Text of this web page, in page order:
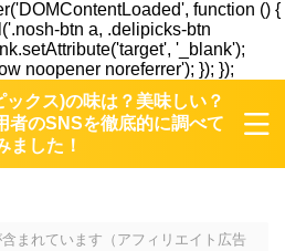
function () {
btn a, .delipicks-btn
'_blank');
noopener noreferrer'); }); });
クス)の味は？美味しい？
者のSNSを徹底的に調べて
ました！
まれています（アフィリエイト広告